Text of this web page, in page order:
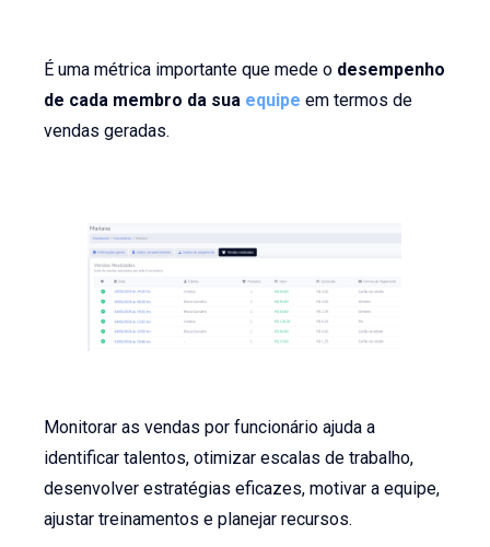
É uma métrica importante que mede o desempenho
de cada membro da sua equipe em termos de
vendas geradas.
Monitorar as vendas por funcionário ajuda a
identificar talentos, otimizar escalas de trabalho,
desenvolver estratégias eficazes, motivar a equipe,
ajustar treinamentos e planejar recursos.